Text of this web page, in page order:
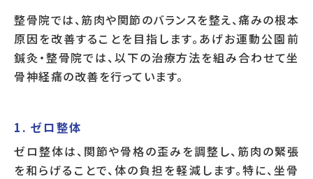
整骨院では、筋肉や関節のバランスを整え、痛みの根本
原因を改善することを目指します。あげお運動公園前
鍼灸・整骨院では、以下の治療方法を組み合わせて坐
骨神経痛の改善を行っています。
1. ゼロ整体
ゼロ整体は、関節や骨格の歪みを調整し、筋肉の緊張
を和らげることで、体の負担を軽減します。特に、坐骨